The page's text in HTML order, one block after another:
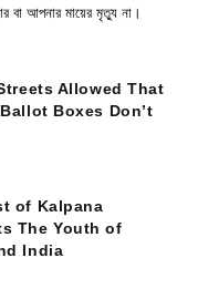
বা আপনার মায়ের মৃত্যু না।
Allowed That
Boxes Don’t
of Kalpana
The Youth of
India